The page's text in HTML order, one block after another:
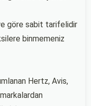
göre sabit tarifelidir
binmemeniz
Hertz, Avis,